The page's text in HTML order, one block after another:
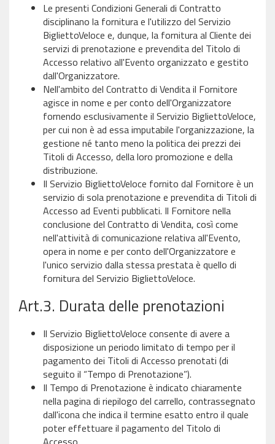
Le presenti Condizioni Generali di Contratto
disciplinano la fornitura e l'utilizzo del Servizio
BigliettoVeloce e, dunque, la fornitura al Cliente dei
servizi di prenotazione e prevendita del Titolo di
Accesso relativo all'Evento organizzato e gestito
dall'Organizzatore.
Nell'ambito del Contratto di Vendita il Fornitore
agisce in nome e per conto dell'Organizzatore
fornendo esclusivamente il Servizio BigliettoVeloce,
per cui non è ad essa imputabile l'organizzazione, la
gestione né tanto meno la politica dei prezzi dei
Titoli di Accesso, della loro promozione e della
distribuzione.
Il Servizio BigliettoVeloce fornito dal Fornitore è un
servizio di sola prenotazione e prevendita di Titoli di
Accesso ad Eventi pubblicati. Il Fornitore nella
conclusione del Contratto di Vendita, così come
nell'attività di comunicazione relativa all'Evento,
opera in nome e per conto dell'Organizzatore e
l'unico servizio dalla stessa prestata è quello di
fornitura del Servizio BigliettoVeloce.
Art.3. Durata delle prenotazioni
Il Servizio BigliettoVeloce consente di avere a
disposizione un periodo limitato di tempo per il
pagamento dei Titoli di Accesso prenotati (di
seguito il “Tempo di Prenotazione”).
Il Tempo di Prenotazione è indicato chiaramente
nella pagina di riepilogo del carrello, contrassegnato
dall'icona che indica il termine esatto entro il quale
poter effettuare il pagamento del Titolo di